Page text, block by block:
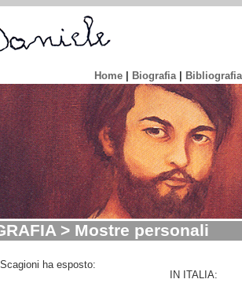
Home Biografia| Bibliografia
> Mostre personali
ha esposto:
IN ITALIA: